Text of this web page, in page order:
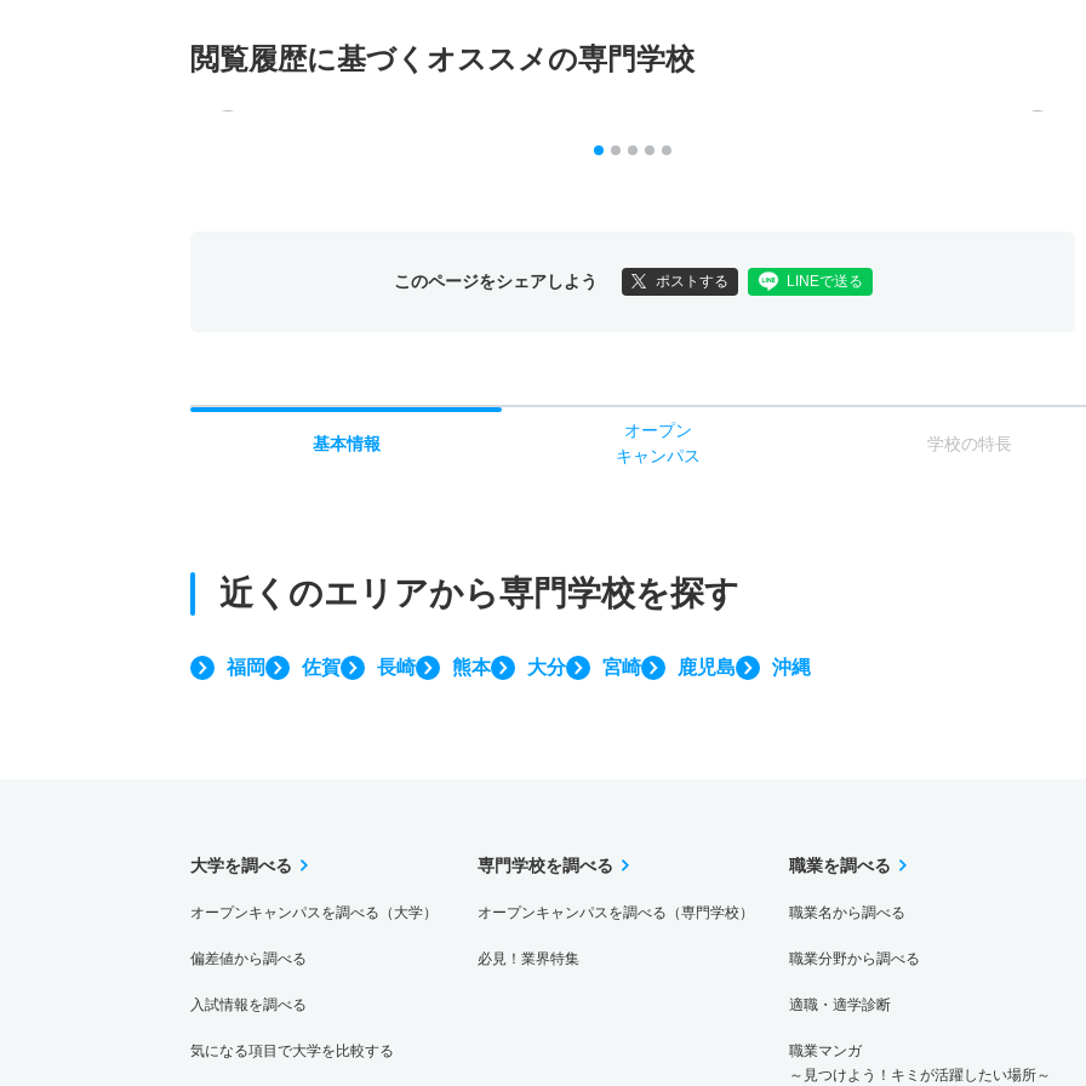
閲覧履歴に基づく オススメの専門学校
このページをシェアしよう ポストする LINEで送る
基本情報
オープン
キャンパス
学校の特長
近くのエリアから専門学校を探す
福岡 佐賀 長崎 熊本 大分 宮崎 鹿児島 沖縄
大学を調べる
オープンキャンパスを調べる（大学）
偏差値から調べる
入試情報を調べる
気になる項目で大学を比較する
専門学校を調べる
オープンキャンパスを調べる（専門学校）
必見！業界特集
職業を調べる
職業名から調べる
職業分野から調べる
適職・適学診断
職業マンガ
～見つけよう！キミが活躍したい場所～